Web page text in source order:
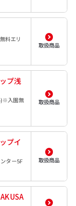
料エリ
取扱商品
プ浅
)※入園無
取扱商品
プイ
ター5F
取扱商品